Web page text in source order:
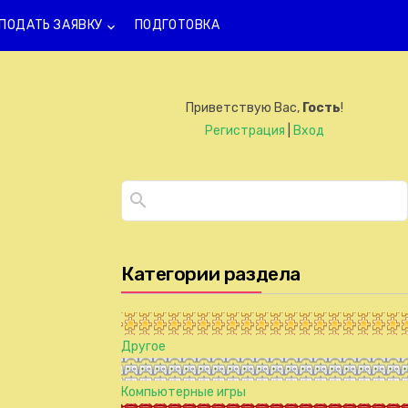
ПОДАТЬ ЗАЯВКУ keyboard_arrow_down ПОДГОТОВКА
Приветствую Вас, Гость!
Регистрация
Вход
Категории раздела
Другое
Компьютерные игры